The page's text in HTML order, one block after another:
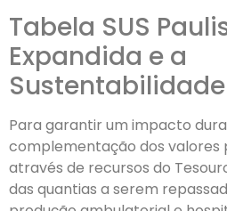
Tabela SUS
Expandida e a
Para garantir um impacto
complementação dos valores
através de recursos do
das quantias a serem